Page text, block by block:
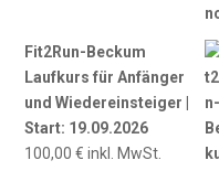
Fit2Run-Beckum
Laufkurs für Anfänger
und Wiedereinsteiger |
Start: 19.09.2026
100,00€ inkl. MwSt.